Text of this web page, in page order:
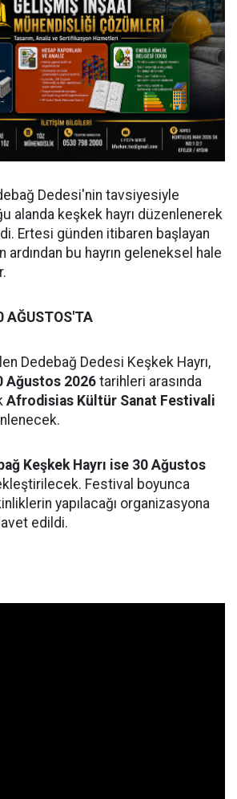
Dedesi'nin tavsiyesiyle
alanda keşkek hayrı düzenlenerek
Ertesi günden itibaren başlayan
ardından bu hayrın geleneksel hale
AĞUSTOS'TA
Dedebağ Dedesi Keşkek Hayrı,
Ağustos 2026 tarihleri arasında
Afrodisias Kültür Sanat Festivali
Keşkek Hayrı ise 30 Ağustos
Festival boyunca
yapılacağı organizasyona
edildi.